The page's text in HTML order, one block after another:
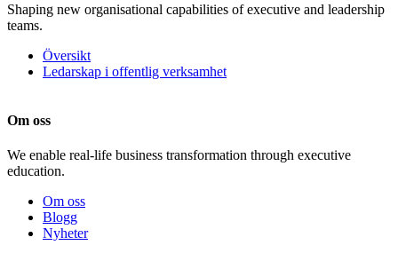
Shaping new organisational capabilities of executive and leadership
teams.
Översikt
Ledarskap i offentlig verksamhet
Om oss
We enable real-life business transformation through executive
education.
Om oss
Blogg
Nyheter